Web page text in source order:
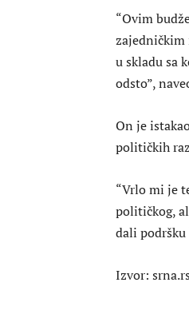
“Ovim
zajedničkim
u skladu sa
odsto”,
On je
političkih
“Vrlo mi je
političkog,
dali
Izvor: srna.rs